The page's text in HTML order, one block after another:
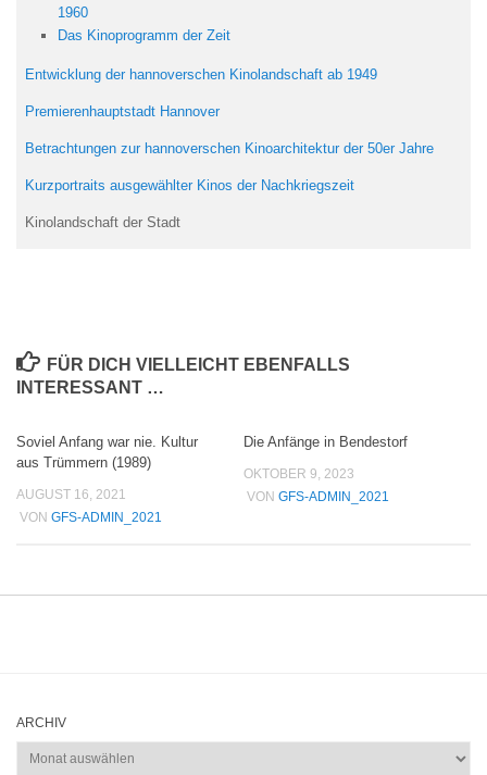
1960
Das Kinoprogramm der Zeit
Entwicklung der hannoverschen Kinolandschaft ab 1949
Premierenhauptstadt Hannover
Betrachtungen zur hannoverschen Kinoarchitektur der 50er Jahre
Kurzportraits ausgewählter Kinos der Nachkriegszeit
Kinolandschaft der Stadt
FÜR DICH VIELLEICHT EBENFALLS
INTERESSANT …
Soviel Anfang war nie. Kultur
aus Trümmern (1989)
AUGUST 16, 2021
VON GFS-ADMIN_2021
Die Anfänge in Bendestorf
OKTOBER 9, 2023
VON GFS-ADMIN_2021
ARCHIV
Archiv